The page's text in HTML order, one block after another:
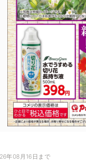
年08月16日まで